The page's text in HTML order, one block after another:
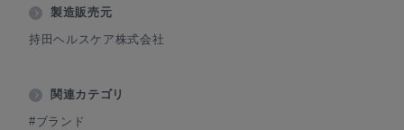
製造販売元
持田ヘルスケア株式会社
関連カテゴリ
#ブランド